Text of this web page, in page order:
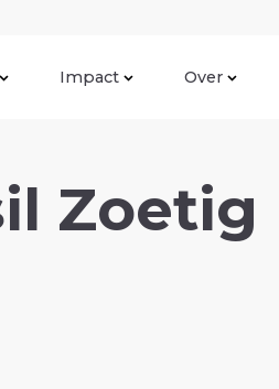
Impact Over
Zoetig